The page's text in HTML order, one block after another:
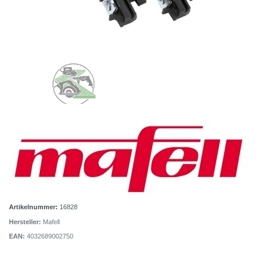
Artikelnummer: 16828
Hersteller: Mafell
EAN: 4032689002750